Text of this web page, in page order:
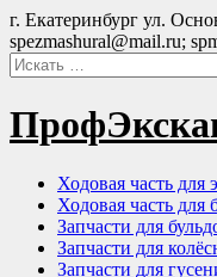
Перейти
к
содержимому
г. Екатеринбург ул.
spezmashural@mail.ru;
Ходовая часть для
Ходовая часть для
Запчасти для
Запчасти для
Запчасти для